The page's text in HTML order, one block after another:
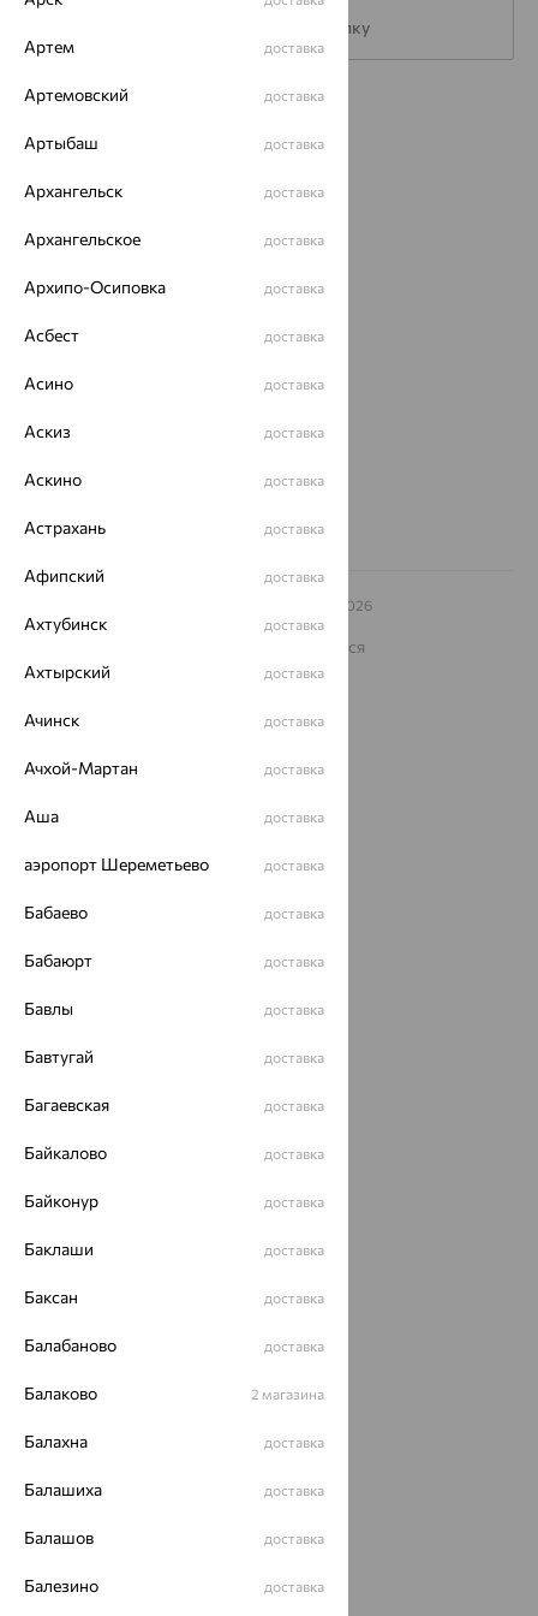
Подписаться на рассылку
Каталог
Акции
Магазины
Покупателям
О нас
Магазины и доставка г. Липецк
еще 3
Другие города
Заказать звонок
– 2026
Архив акций
Карта сайта
На информационном ресурсе применяются
рекомендательные технологии
Политика конфеденциальности
Артем доставка
Артемовский доставка
Артыбаш доставка
Архангельск доставка
Архангельское доставка
Архипо-Осиповка доставка
Асбест доставка
Асино доставка
Аскиз доставка
Аскино доставка
Астрахань доставка
Афипский доставка
Ахтубинск доставка
Ахтырский доставка
Ачинск доставка
Ачхой-Мартан доставка
Аша доставка
аэропорт Шереметьево доставка
Бабаево доставка
Бабаюрт доставка
Бавлы доставка
Бавтугай доставка
Багаевская доставка
Байкалово доставка
Байконур доставка
Баклаши доставка
Баксан доставка
Балабаново доставка
Балаково 2 магазина
Балахна доставка
Балашиха доставка
Балашов доставка
Балезино доставка